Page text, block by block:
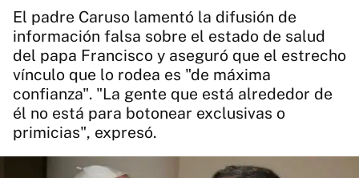
Business
Noticias
Caras
Exitoina
Gaming
Vivo
Diario del Juicio
El padre Caruso lamentó la difusión de
información falsa sobre el estado de salud
del papa Francisco y aseguró que el estrecho
vínculo que lo rodea es "de máxima
confianza". "La gente que está alrededor de
él no está para botonear exclusivas o
primicias", expresó.